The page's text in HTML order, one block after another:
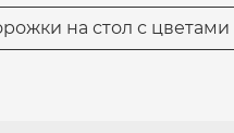
на стол с цветами